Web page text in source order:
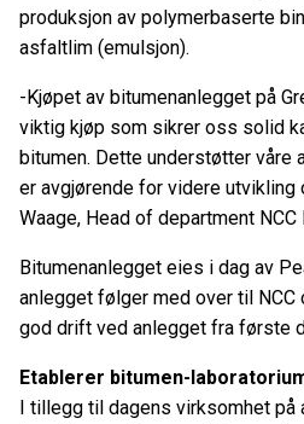
produksjon av polymerbaserte
asfaltlim (emulsjon).
-Kjøpet av bitumenanlegget på
viktig kjøp som sikrer oss solid
bitumen. Dette understøtter våre
er avgjørende for videre utvikling
Waage, Head of department
Bitumenanlegget eies i dag av
anlegget følger med over til
god drift ved anlegget fra første
Etablerer bitumen-
I tillegg til dagens virksomhet på